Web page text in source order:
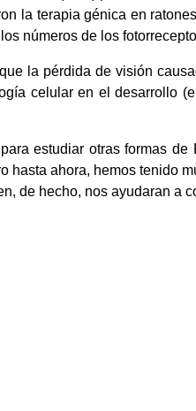
la terapia génica en
números de los
la pérdida de visión
celular en el desarrollo
estudiar otras formas
ahora, hemos tenido
de hecho, nos ayudaran